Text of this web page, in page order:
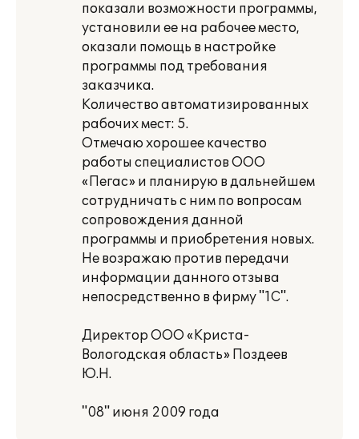
показали возможности программы,
установили ее на рабочее место,
оказали помощь в настройке
программы под требования
заказчика.
Количество автоматизированных
рабочих мест: 5.
Отмечаю хорошее качество
работы специалистов ООО
«Пегас» и планирую в дальнейшем
сотрудничать с ним по вопросам
сопровождения данной
программы и приобретения новых.
Не возражаю против передачи
информации данного отзыва
непосредственно в фирму "1С".
Директор ООО «Криста-
Вологодская область» Поздеев
Ю.Н.
"08" июня 2009 года